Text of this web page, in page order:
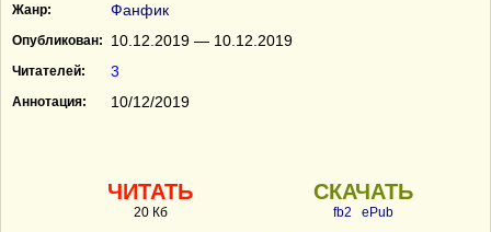
Жанр:
Фанфик
Опубликован: 10.12.2019 — 10.12.2019
Читателей: 3
Аннотация: 10/12/2019
ЧИТАТЬ
20 Кб
СКАЧАТЬ
fb2 ePub